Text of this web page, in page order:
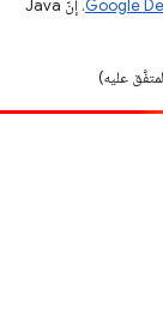
. إنّ Java